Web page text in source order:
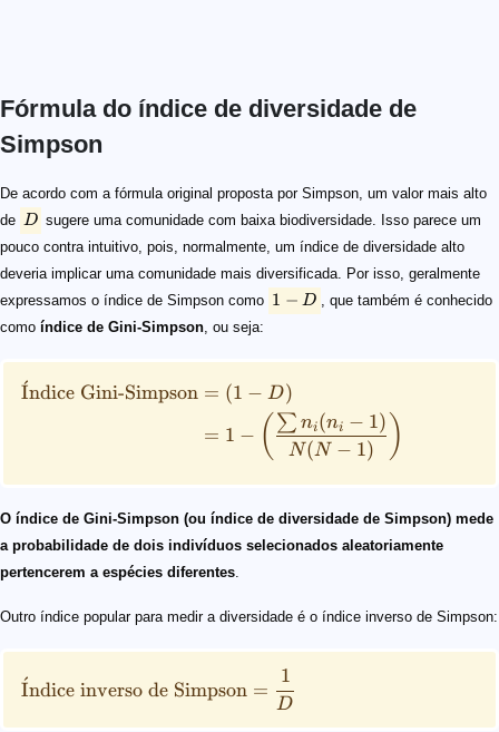
Fórmula do índice de diversidade de
Simpson
De acordo com a fórmula original proposta por Simpson, um valor mais alto
de
D
D sugere uma comunidade com baixa biodiversidade. Isso parece um
pouco contra intuitivo, pois, normalmente, um índice de diversidade alto
deveria implicar uma comunidade mais diversificada. Por isso, geralmente
expressamos o índice de Simpson como
1-D
1 − D , que também é conhecido
como índice de Gini-Simpson, ou seja:
\begin{split} \text{Índice Gini-Simpson} &=(1-D) \\
I
ˊndice Gini-Simpson = (1 − D)
= 1 − ( N(N − 1)
∑ ni(ni − 1) )
O índice de Gini-Simpson (ou índice de diversidade de Simpson) mede
a probabilidade de dois indivíduos selecionados aleatoriamente
pertencerem a espécies diferentes
Outro índice popular para medir a diversidade é o índice inverso de Simpson:
\text{Índice inverso de Simpson} =\frac{1}{D}
I
ˊndice inverso de Simpson =
D
1